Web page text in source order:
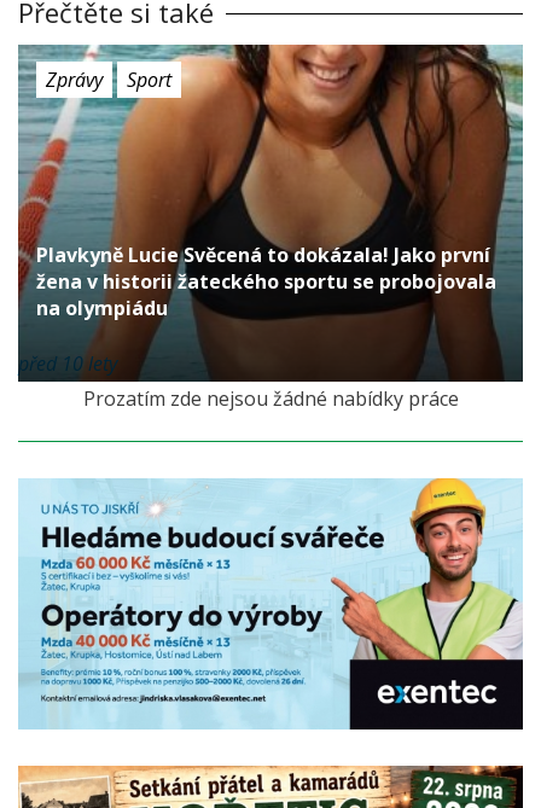
Přečtěte si také
Zprávy Sport
Plavkyně Lucie Svěcená to dokázala! Jako první
žena v historii žateckého sportu se probojovala
na olympiádu
před 10 lety
Prozatím zde nejsou žádné nabídky práce